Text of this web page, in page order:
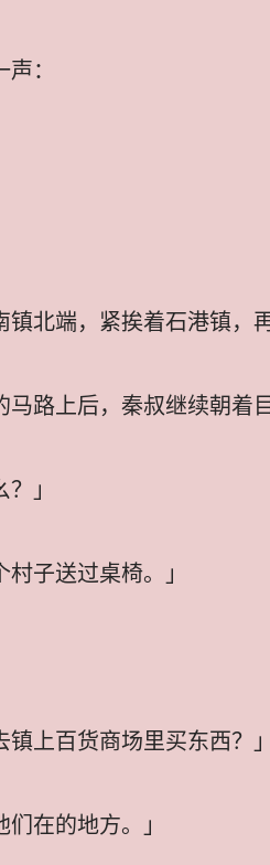
：
镇北端，紧挨着石港镇，
路上后，秦叔继续朝着
」
村子送过桌椅。」
镇上百货商场里买东西？」
们在的地方。」